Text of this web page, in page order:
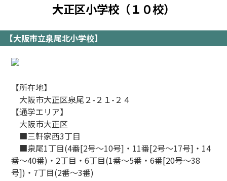
大正区小学校（１０校）
【大阪市立泉尾北小学校】
【所在地】
大阪市大正区泉尾２-２１-２４
【通学エリア】
大阪市大正区
■三軒家西3丁目
■泉尾1丁目(4番[2号～10号]・11番[2号～17号]・14
番～40番)・2丁目・6丁目(1番～5番・6番[20号～38
号])・7丁目(2番～3番)